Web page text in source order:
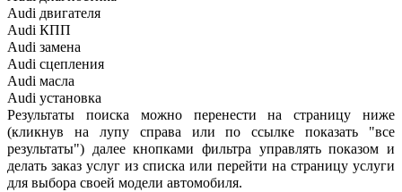
Audi двигателя
Audi КПП
Audi замена
Audi сцепления
Audi масла
Audi установка
Результаты поиска можно перенести на страницу ниже
(кликнув на лупу справа или по ссылке показать "все
результаты") далее кнопками фильтра управлять показом и
делать заказ услуг из списка или перейти на страницу услуги
для выбора своей модели автомобиля.